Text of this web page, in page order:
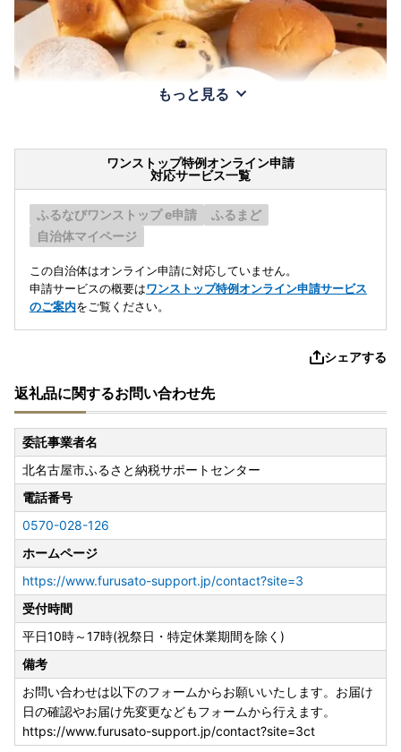
もっと見る
ワンストップ特例オンライン申請
対応サービス一覧
ふるなびワンストップ e申請
ふるまど
自治体マイページ
この自治体はオンライン申請に対応していません。
申請サービスの概要はワンストップ特例オンライン申請サービス
のご案内をご覧ください。
シェアする
返礼品に関するお問い合わせ先
委託事業者名
北名古屋市ふるさと納税サポートセンター
電話番号
0570-028-126
ホームページ
https://www.furusato-support.jp/contact?site=3
受付時間
平日10時～17時(祝祭日・特定休業期間を除く)
備考
お問い合わせは以下のフォームからお願いいたします。お届け
日の確認やお届け先変更などもフォームから行えます。
https://www.furusato-support.jp/contact?site=3ct